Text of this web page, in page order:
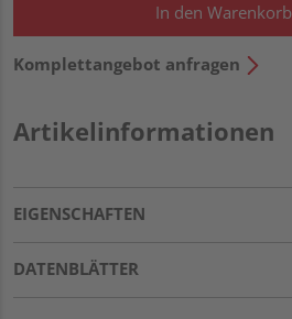
In den Warenkorb
Komplettangebot anfragen
Artikelinformationen
EIGENSCHAFTEN
DATENBLÄTTER